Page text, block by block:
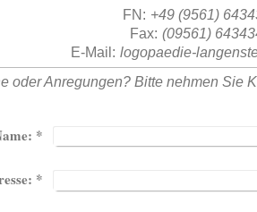
FN: +49 (9561)
Fax: (09561)
E-Mail: logopaedie-
oder Anregungen? Bitte nehmen Sie
*
*